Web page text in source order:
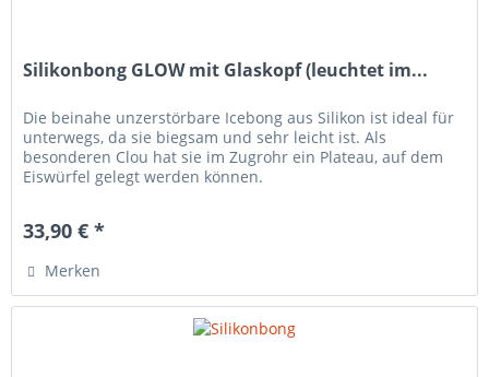
Silikonbong GLOW mit Glaskopf (leuchtet im...
Die beinahe unzerstörbare Icebong aus Silikon ist ideal für
unterwegs, da sie biegsam und sehr leicht ist. Als
besonderen Clou hat sie im Zugrohr ein Plateau, auf dem
Eiswürfel gelegt werden können.
33,90 € *
Merken